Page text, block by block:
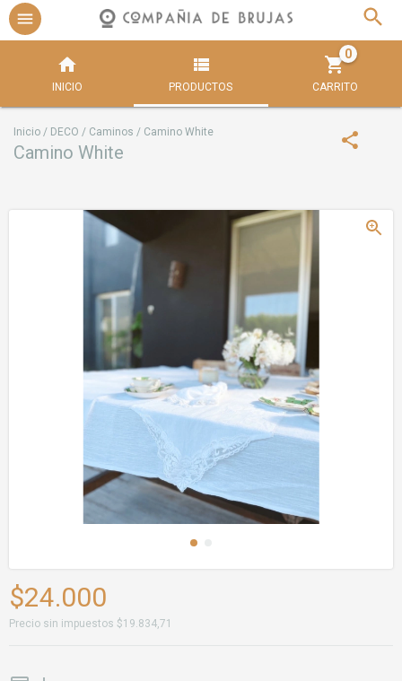
INICIO PRODUCTOS CARRITO
0
Inicio / DECO / Caminos / Camino White
Camino White
$24.000
Precio sin impuestos $19.834,71